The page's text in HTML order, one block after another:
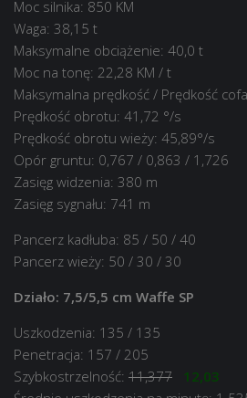
Moc silnika: 850 KM
Waga: 38,15 t
Maksymalne obciążenie: 40,0 t
Moc na tonę: 22,28 KM / t
Maksymalna prędkość / Prędkość
Prędkość obrotu: 41,72 °/s
Prędkość obrotu wieży: 45,89°/s
Opór gruntu: 0,767 / 0,863 / 1,726
Zasięg widzenia: 380 m
Zasięg sygnału: 741 m
Pancerz kadłuba: 85 / 50 / 40
Pancerz wieży: 50 / 30 / 30
Działo: 7,5/5,5 cm Waffe SP
Uszkodzenia: 135 / 135
Penetracja: 157 / 205
Szybkostrzelność: 11,377
12,03